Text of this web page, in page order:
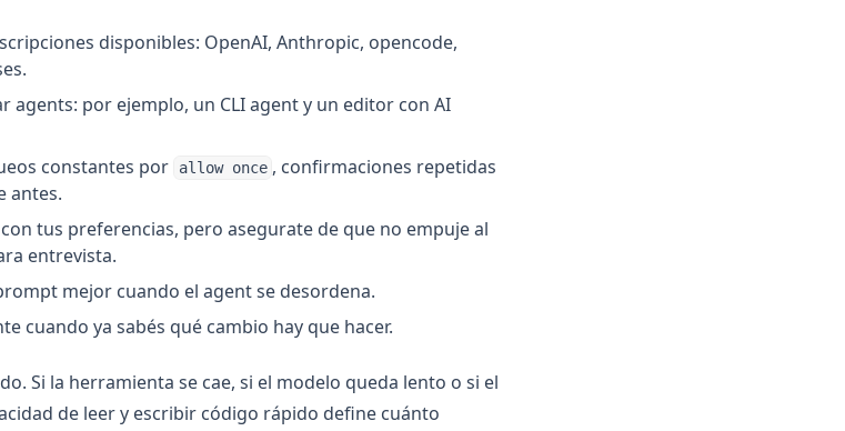
disponibles: OpenAI, Anthropic, opencode,
agents: por ejemplo, un CLI agent y un editor con AI
constantes por
allow once , confirmaciones repetidas
antes.
tus preferencias, pero asegurate de que no empuje al
entrevista.
mejor cuando el agent se desordena.
cuando ya sabés qué cambio hay que hacer.
Si la herramienta se cae, si el modelo queda lento o si el
de leer y escribir código rápido define cuánto